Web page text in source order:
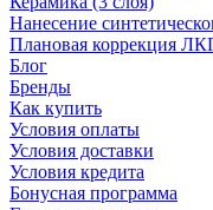
Нанесение
Плановая коррекция
Блог
Бренды
Как купить
Условия оплаты
Условия доставки
Условия кредита
Бонусная программа